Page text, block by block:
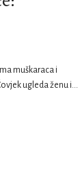
muškaraca i
ugleda ženu i…